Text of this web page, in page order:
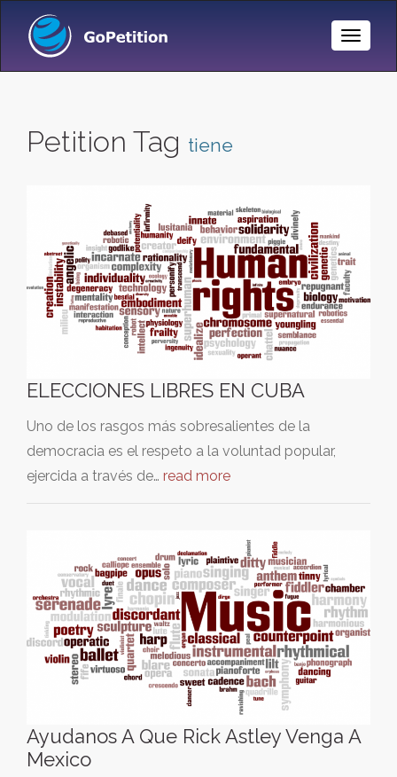
Toggle
Petition Tag tiene
ELECCIONES LIBRES EN CUBA
Uno de los rasgos más sobresalientes de la
democracia es el respeto a la voluntad popular,
ejercida a través de… read more
Ayudanos A Que Rick Astley Venga A
Mexico